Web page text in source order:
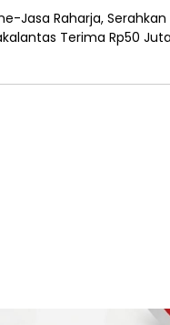
Jasa Raharja,
Terima Rp50 Juta